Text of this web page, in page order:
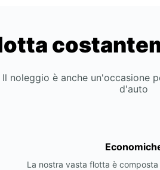
Il noleggio è anche un'occasione
d'auto
La nostra vasta flotta è